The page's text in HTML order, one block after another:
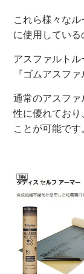
これら様々な
に使用している
アスファルトル
『ゴムアスフ
通常のアスファ
性に優れており
ことが可能です